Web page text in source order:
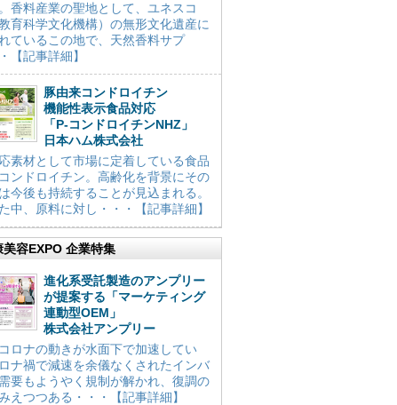
香料産業の聖地として、ユネスコ
教育科学文化機構）の無形文化遺産に
ているこの地で、天然香料サプ
【記事詳細】
豚由来コンドロイチン
機能性表示食品対応
「P-コンドロイチンNHZ」
日本ハム株式会社
素材として市場に定着している食品
ンドロイチン。高齢化を背景にその
今後も持続することが見込まれる。
中、原料に対し・・・【記事詳細】
美容EXPO 企業特集
進化系受託製造のアンプリー
が提案する「マーケティング
連動型OEM」
株式会社アンプリー
ロナの動きが水面下で加速してい
ナ禍で減速を余儀なくされたインバ
要もようやく規制が解かれ、復調の
えつつある・・・【記事詳細】